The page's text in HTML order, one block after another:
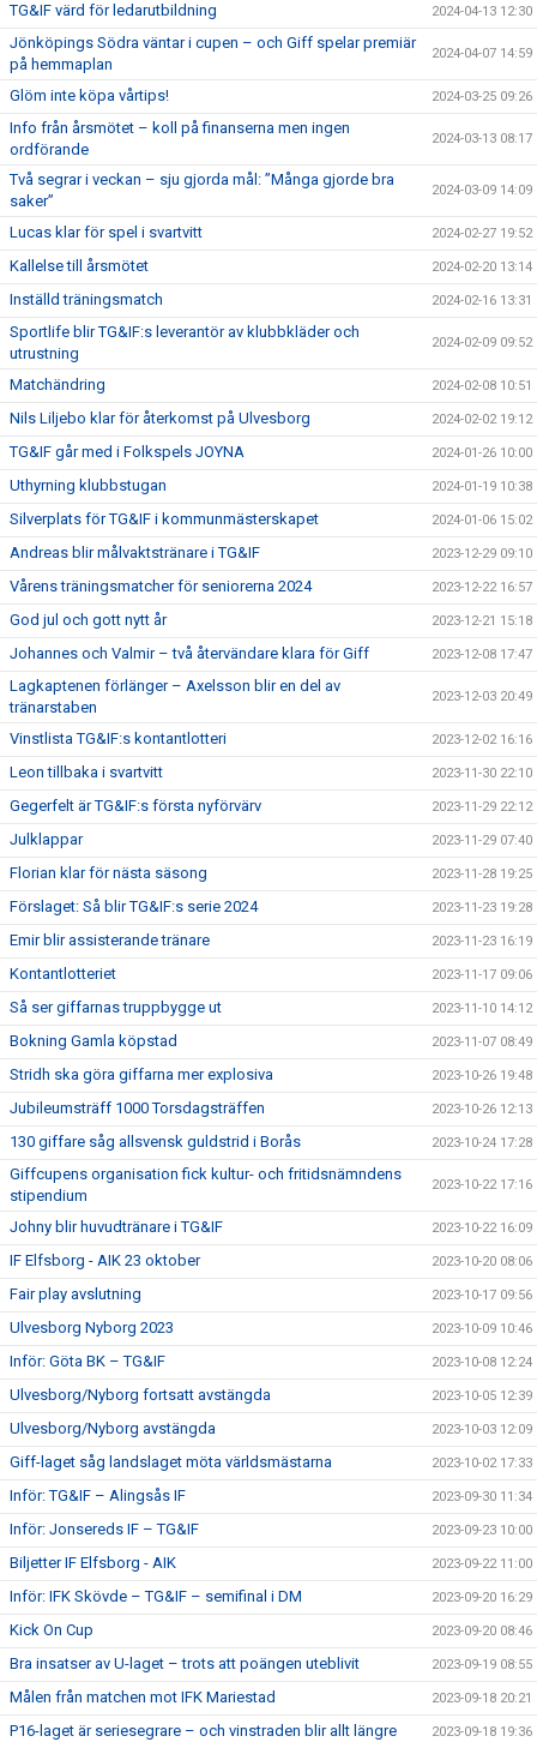
TG&IF värd för ledarutbildning 2024-04-13 12:30
Jönköpings Södra väntar i cupen – och Giff spelar premiär
på hemmaplan
2024-04-07 14:59
Glöm inte köpa vårtips! 2024-03-25 09:26
Info från årsmötet – koll på finanserna men ingen
ordförande
2024-03-13 08:17
Två segrar i veckan – sju gjorda mål: ”Många gjorde bra
saker”
2024-03-09 14:09
Lucas klar för spel i svartvitt 2024-02-27 19:52
Kallelse till årsmötet 2024-02-20 13:14
Inställd träningsmatch 2024-02-16 13:31
Sportlife blir TG&IF:s leverantör av klubbkläder och
utrustning
2024-02-09 09:52
Matchändring 2024-02-08 10:51
Nils Liljebo klar för återkomst på Ulvesborg 2024-02-02 19:12
TG&IF går med i Folkspels JOYNA 2024-01-26 10:00
Uthyrning klubbstugan 2024-01-19 10:38
Silverplats för TG&IF i kommunmästerskapet 2024-01-06 15:02
Andreas blir målvaktstränare i TG&IF 2023-12-29 09:10
Vårens träningsmatcher för seniorerna 2024 2023-12-22 16:57
God jul och gott nytt år 2023-12-21 15:18
Johannes och Valmir – två återvändare klara för Giff 2023-12-08 17:47
Lagkaptenen förlänger – Axelsson blir en del av
tränarstaben
2023-12-03 20:49
Vinstlista TG&IF:s kontantlotteri 2023-12-02 16:16
Leon tillbaka i svartvitt 2023-11-30 22:10
Gegerfelt är TG&IF:s första nyförvärv 2023-11-29 22:12
Julklappar 2023-11-29 07:40
Florian klar för nästa säsong 2023-11-28 19:25
Förslaget: Så blir TG&IF:s serie 2024 2023-11-23 19:28
Emir blir assisterande tränare 2023-11-23 16:19
Kontantlotteriet 2023-11-17 09:06
Så ser giffarnas truppbygge ut 2023-11-10 14:12
Bokning Gamla köpstad 2023-11-07 08:49
Stridh ska göra giffarna mer explosiva 2023-10-26 19:48
Jubileumsträff 1000 Torsdagsträffen 2023-10-26 12:13
130 giffare såg allsvensk guldstrid i Borås 2023-10-24 17:28
Giffcupens organisation fick kultur- och fritidsnämndens
stipendium
2023-10-22 17:16
Johny blir huvudtränare i TG&IF 2023-10-22 16:09
IF Elfsborg - AIK 23 oktober 2023-10-20 08:06
Fair play avslutning 2023-10-17 09:56
Ulvesborg Nyborg 2023 2023-10-09 10:46
Inför: Göta BK – TG&IF 2023-10-08 12:24
Ulvesborg/Nyborg fortsatt avstängda 2023-10-05 12:39
Ulvesborg/Nyborg avstängda 2023-10-03 12:09
Giff-laget såg landslaget möta världsmästarna 2023-10-02 17:33
Inför: TG&IF – Alingsås IF 2023-09-30 11:34
Inför: Jonsereds IF – TG&IF 2023-09-23 10:00
Biljetter IF Elfsborg - AIK 2023-09-22 11:00
Inför: IFK Skövde – TG&IF – semifinal i DM 2023-09-20 16:29
Kick On Cup 2023-09-20 08:46
Bra insatser av U-laget – trots att poängen uteblivit 2023-09-19 08:55
Målen från matchen mot IFK Mariestad 2023-09-18 20:21
P16-laget är seriesegrare – och vinstraden blir allt längre 2023-09-18 19:36